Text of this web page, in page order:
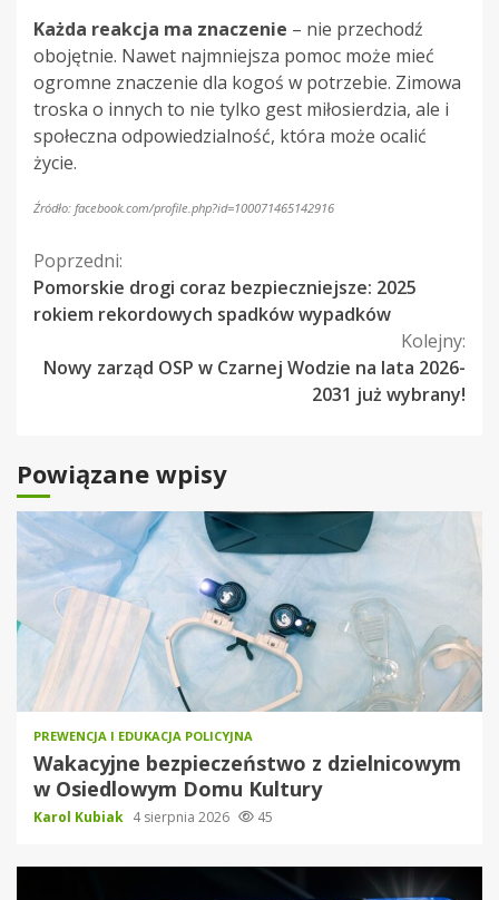
Każda reakcja ma znaczenie – nie przechodź
obojętnie. Nawet najmniejsza pomoc może mieć
ogromne znaczenie dla kogoś w potrzebie. Zimowa
troska o innych to nie tylko gest miłosierdzia, ale i
społeczna odpowiedzialność, która może ocalić
życie.
Źródło: facebook.com/profile.php?id=100071465142916
Kontynuuj
czytanie
Poprzedni:
Pomorskie drogi coraz bezpieczniejsze: 2025
rokiem rekordowych spadków wypadków
Kolejny:
Nowy zarząd OSP w Czarnej Wodzie na lata 2026-
2031 już wybrany!
Powiązane wpisy
PREWENCJA I EDUKACJA POLICYJNA
Wakacyjne bezpieczeństwo z dzielnicowym
w Osiedlowym Domu Kultury
Karol Kubiak 4 sierpnia 2026 45